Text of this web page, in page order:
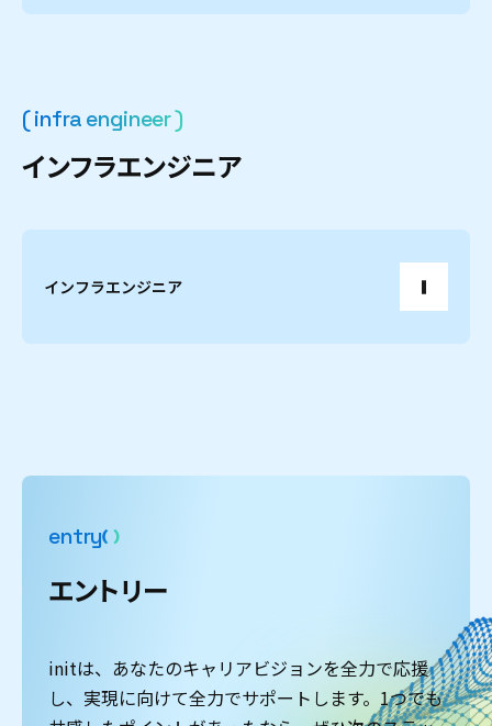
( infra engineer )
インフラエンジニア
インフラエンジニア
entry
エントリー
initは、あなたのキャリアビジョンを全力で応援
し、実現に向けて全力でサポートします。1つでも